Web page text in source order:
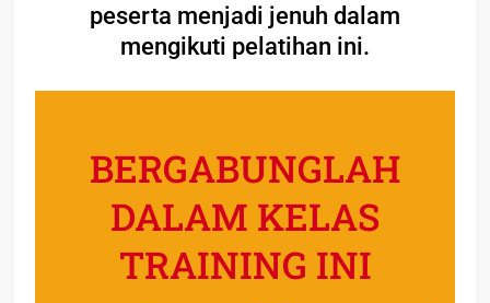
peserta menjadi jenuh dalam
mengikuti pelatihan ini.
BERGABUNGLAH
DALAM KELAS
TRAINING INI